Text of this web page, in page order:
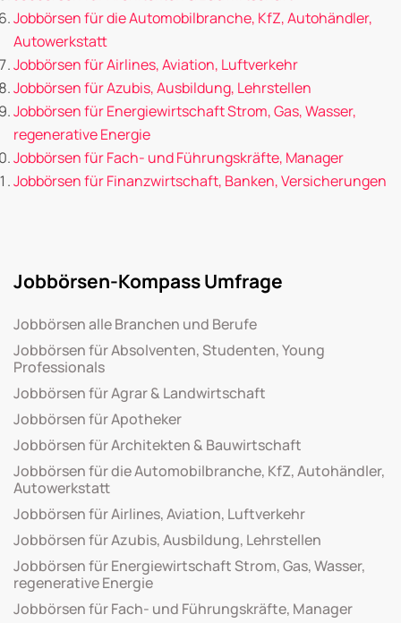
Jobbörsen für die Automobilbranche, KfZ, Autohändler,
Autowerkstatt
Jobbörsen für Airlines, Aviation, Luftverkehr
Jobbörsen für Azubis, Ausbildung, Lehrstellen
Jobbörsen für Energiewirtschaft Strom, Gas, Wasser,
regenerative Energie
Jobbörsen für Fach- und Führungskräfte, Manager
Jobbörsen für Finanzwirtschaft, Banken, Versicherungen
Jobbörsen-Kompass Umfrage
Jobbörsen alle Branchen und Berufe
Jobbörsen für Absolventen, Studenten, Young
Professionals
Jobbörsen für Agrar & Landwirtschaft
Jobbörsen für Apotheker
Jobbörsen für Architekten & Bauwirtschaft
Jobbörsen für die Automobilbranche, KfZ, Autohändler,
Autowerkstatt
Jobbörsen für Airlines, Aviation, Luftverkehr
Jobbörsen für Azubis, Ausbildung, Lehrstellen
Jobbörsen für Energiewirtschaft Strom, Gas, Wasser,
regenerative Energie
Jobbörsen für Fach- und Führungskräfte, Manager